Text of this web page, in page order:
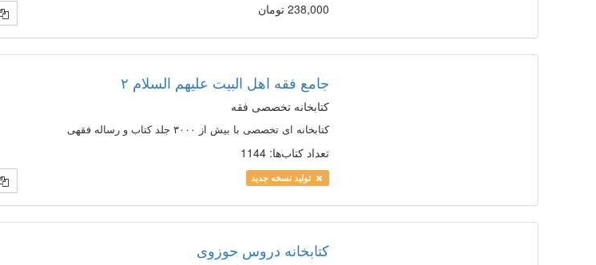
238,000 تومان
جامع فقه اهل البیت علیهم السلام ۲
کتابخانه تخصصی فقه
کتابخانه ای تخصصی با بیش از ۳۰۰۰ جلد کتاب و رساله فقهی
تعداد کتاب‌ها: 1144
تولید نسخه جدید
کتابخانه دروس حوزوی